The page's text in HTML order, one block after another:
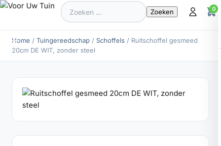
Zoeken
naar:
0
Home / Tuingereedschap / Schoffels / Ruitschoffel gesmeed
20cm DE WIT, zonder steel